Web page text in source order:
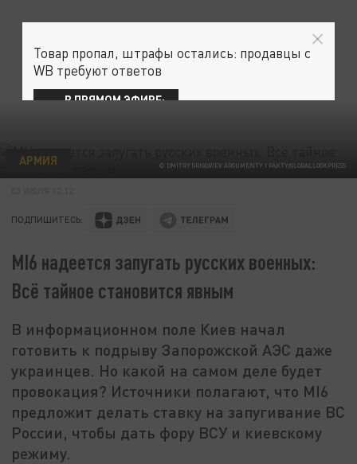
© DMITRY GRIGORIEV ARGUMENTY I FAKTY/GLOBALLOOKPRESS
АРМИЯ
ПОДПИШИТЕСЬ:
MI6 надеется запугать русских военных:
Всё тайное становится явным
В информационном поле Киев начал
готовить к подрыву Запорожской АЭС даже
украинцев. Но какой на самом деле будет
провокация? Источники полагают, что MI6
предложит делать ставку на запугивание ВС
России, чтобы дать фору ВСУ и киевскому
режиму.
Товар пропал, штрафы остались: продавцы с
WB требуют ответов
В ПРЯМОМ ЭФИРЕ: